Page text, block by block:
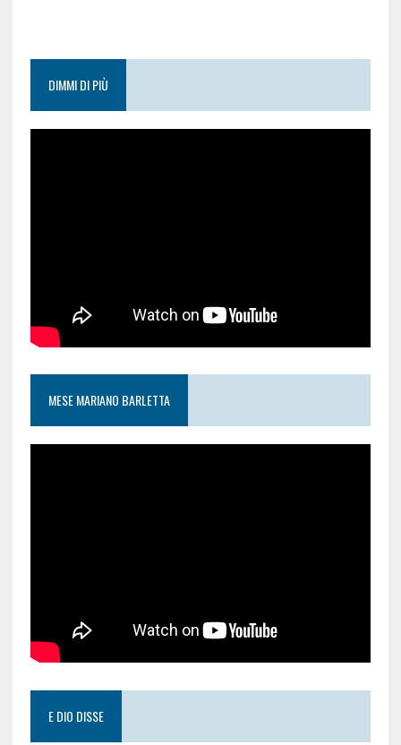
DIMMI DI PIÙ
MESE MARIANO BARLETTA
E DIO DISSE